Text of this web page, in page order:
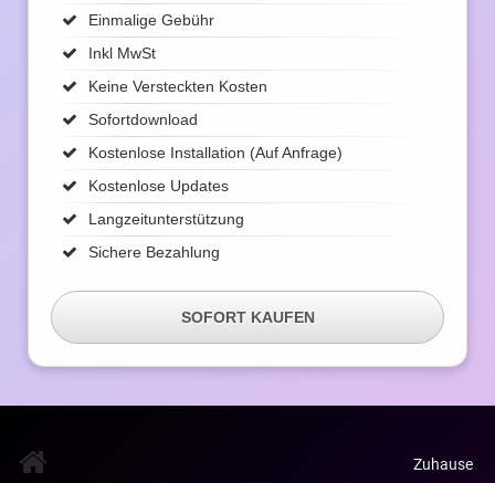
Einmalige Gebühr
Inkl MwSt
Keine Versteckten Kosten
Sofortdownload
Kostenlose Installation (auf Anfrage)
Kostenlose Updates
Langzeitunterstützung
Sichere Bezahlung
SOFORT KAUFEN
Zuhause